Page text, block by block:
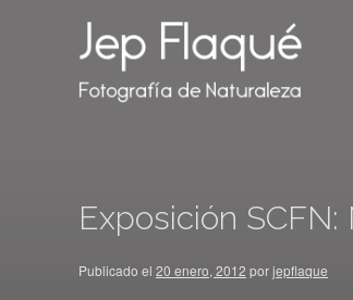
Exposición
Publicado el 20 enero, 2012 porjepflaque